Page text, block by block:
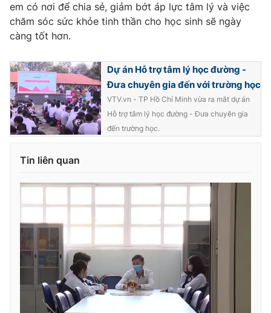
em có nơi để chia sẻ, giảm bớt áp lực tâm lý và việc
chăm sóc sức khỏe tinh thần cho học sinh sẽ ngày
càng tốt hơn.
Dự án Hỗ trợ tâm lý học đường -
Đưa chuyên gia đến với trường học
VTV.vn - TP Hồ Chí Minh vừa ra mắt dự án
Hỗ trợ tâm lý học đường - Đưa chuyên gia
đến trường học.
Tin liên quan